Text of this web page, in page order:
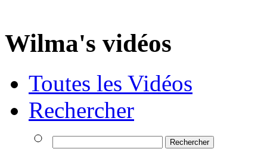
Wilma's vidéos
Toutes les Vidéos
Rechercher